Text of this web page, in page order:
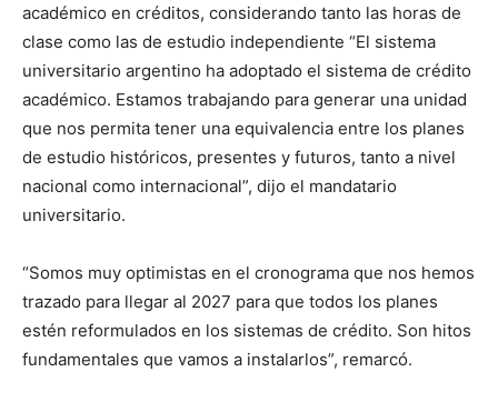
académico en créditos, considerando tanto las horas de
clase como las de estudio independiente “El sistema
universitario argentino ha adoptado el sistema de crédito
académico. Estamos trabajando para generar una unidad
que nos permita tener una equivalencia entre los planes
de estudio históricos, presentes y futuros, tanto a nivel
nacional como internacional”, dijo el mandatario
universitario.
“Somos muy optimistas en el cronograma que nos hemos
trazado para llegar al 2027 para que todos los planes
estén reformulados en los sistemas de crédito. Son hitos
fundamentales que vamos a instalarlos”, remarcó.